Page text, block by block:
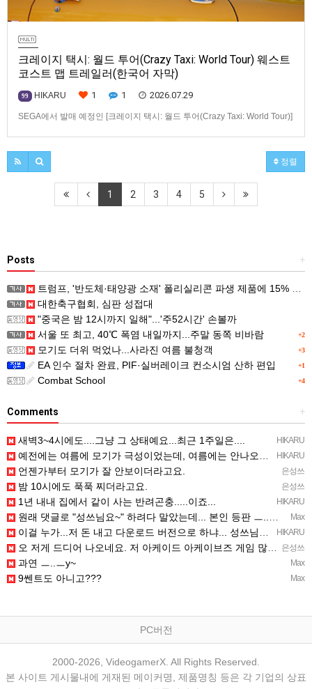
크레이지 택시: 월드 투어(Crazy Taxi: World Tour) 웨스트
코스트 맵 트레일러(한국어 자막)
99 HIKARU 1 1 2026.07.29
SEGA에서 발매 예정인 [크레이지 택시: 월드 투어(Crazy Taxi: World Tour)]
년으로 예정.
정렬
1 2 3 4 5
+
Posts
트럼프, '반도체·태양광 소재' 폴리실리콘 파생 제품에 15% 관세...한국 기업도 영향
대한축구협회, 심판 성접대
"중국은 밤 12시까지 일해"...'주52시간' 손볼까
+2
서울 또 최고, 40℃ 폭염 내일까지...주말 동쪽 비바람
+3
모기도 더위 먹었나...사라진 여름 불청객
+1
EA 인수 절차 완료, PIF·실버레이크 컨소시엄 산하 편입
+4
Combat School
+
Comments
HIKARU
새벽3~4시에도....그냥 그 상태예요...최근 1주일은....
HIKARU
예전에는 여름에 모기가 극성이었는데, 여름에는 안나오는 것 같은.....ㅎ ㅎ)
은성쓰
언젠가부터 모기가 잘 안보이더라고요.
은성쓰
밤 10시에도 푹푹 찌더라고요.
HIKARU
1년 내내 집에서 같이 사는 반려곤충.....이죠...
Max
원래 댓글로 "성쓰님요~" 하려다 말았는데... 본인 등판 ㅡ..ㅡy~
HIKARU
이걸 누가...저 돈 내고 다운로드 버전으로 하냐... 성쓰님이 계셨다!!!...
은성쓰
오 저게 드디어 나오네요. 저 아케이드 아케이브즈 게임 많이 샀는데요 ㅎㅎㅎ
Max
과연 ㅡ..ㅡy~
Max
9쎈트도 아니고???
PC버전
2000-2026, VideogamerX. All Rights Reserved.
본 사이트 게시물내에 게재된 메이커명, 제품명칭 등은 각 기업의 상표